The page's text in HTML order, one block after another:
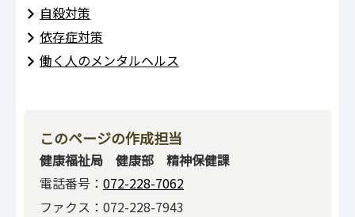
自殺対策
依存症対策
働く人のメンタルヘルス
このページの作成担当
健康福祉局 健康部 精神保健課
電話番号： 072-228-7062
ファクス：072-228-7943